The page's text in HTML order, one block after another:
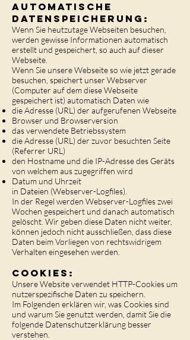
Automatische
Datenspeicherung:
Wenn Sie heutzutage Webseiten besuchen,
werden gewisse Informationen automatisch
erstellt und gespeichert, so auch auf dieser
Webseite.
Wenn Sie unsere Webseite so wie jetzt gerade
besuchen, speichert unser Webserver
(Computer auf dem diese Webseite
gespeichert ist) automatisch Daten wie
die Adresse (URL) der aufgerufenen Webseite
Browser und Browserversion
das verwendete Betriebssystem
die Adresse (URL) der zuvor besuchten Seite
(Referrer URL)
den Hostname und die IP-Adresse des Geräts
von welchem aus zugegriffen wird
Datum und Uhrzeit
in Dateien (Webserver-Logfiles).
In der Regel werden Webserver-Logfiles zwei
Wochen gespeichert und danach automatisch
gelöscht. Wir geben diese Daten nicht weiter,
können jedoch nicht ausschließen, dass diese
Daten beim Vorliegen von rechtswidrigem
Verhalten eingesehen werden.
Cookies:
Unsere Website verwendet HTTP-Cookies um
nutzerspezifische Daten zu speichern.
Im Folgenden erklären wir, was Cookies sind
und warum Sie genutzt werden, damit Sie die
folgende Datenschutzerklärung besser
verstehen.